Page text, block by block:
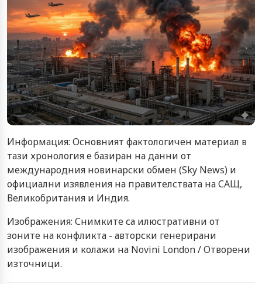
Информация: Основният фактологичен материал в
тази хронология е базиран на данни от
международния новинарски обмен (Sky News) и
официални изявления на правителствата на САЩ,
Великобритания и Индия.
Изображения: Снимките са илюстративни от
зоните на конфликта - авторски генерирани
изображения и колажи на Novini London / Отворени
източници.